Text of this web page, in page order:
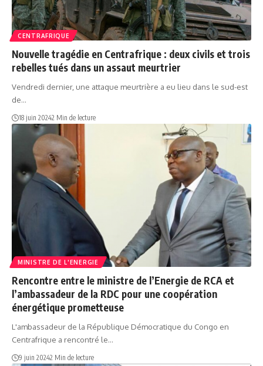
CENTRAFRIQUE
Nouvelle tragédie en Centrafrique : deux civils et trois
rebelles tués dans un assaut meurtrier
Vendredi dernier, une attaque meurtrière a eu lieu dans le sud-est
de…
18 juin 20242 Min de lecture
MINISTRE DE L'ENERGIE
Rencontre entre le ministre de l’Energie de RCA et
l’ambassadeur de la RDC pour une coopération
énergétique prometteuse
L'ambassadeur de la République Démocratique du Congo en
Centrafrique a rencontré le…
9 juin 20242 Min de lecture